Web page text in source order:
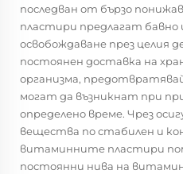
последван от бързо
пластири предлагат бавно
освобождаване през целия
постоянен доставка на
организма,
могат да възникнат при
определено време. Чрез
вещества по стабилен и
витаминните пластири
постоянни нива на